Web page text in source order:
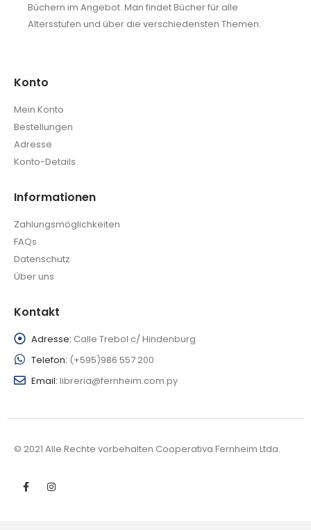
Büchern im Angebot. Man findet Bücher für alle
Altersstufen und über die verschiedensten Themen.
Konto
Mein Konto
Bestellungen
Adresse
Konto-Details
Informationen
Zahlungsmöglichkeiten
FAQs
Datenschutz
Über uns
Kontakt
Adresse: Calle Trebol c/ Hindenburg
Telefon: (+595)986 557 200
Email: libreria@fernheim.com.py
© 2021 Alle Rechte vorbehalten Cooperativa Fernheim Ltda.